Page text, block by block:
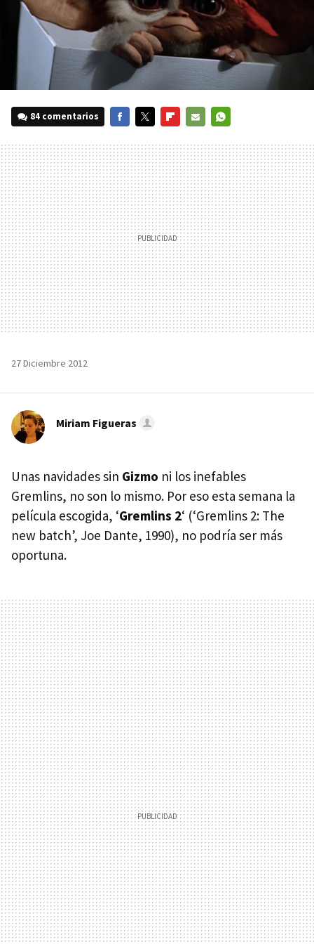
84 comentarios
MAIL
27 Diciembre 2012
Miriam Figueras
Unas navidades sin Gizmo ni los inefables
Gremlins, no son lo mismo. Por eso esta semana la
película escogida, ‘Gremlins 2‘ (‘Gremlins 2: The
new batch’, Joe Dante, 1990), no podría ser más
oportuna.